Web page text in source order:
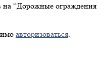
на “Дорожные ограждения
авторизоваться